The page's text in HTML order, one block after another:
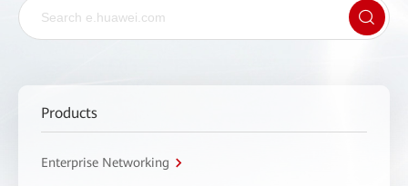
Products
Enterprise Networking